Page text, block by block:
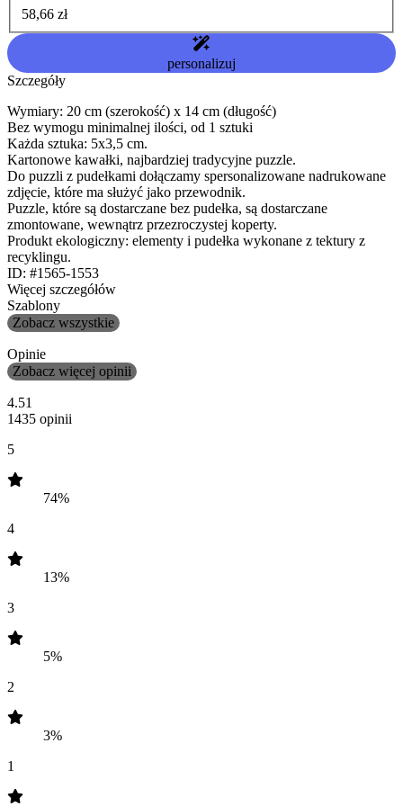
58,66 zł
personalizuj
Szczegóły
Wymiary: 20 cm (szerokość) x 14 cm (długość)
Bez wymogu minimalnej ilości, od 1 sztuki
Każda sztuka: 5x3,5 cm.
Kartonowe kawałki, najbardziej tradycyjne puzzle.
Do puzzli z pudełkami dołączamy spersonalizowane nadrukowane
zdjęcie, które ma służyć jako przewodnik.
Puzzle, które są dostarczane bez pudełka, są dostarczane
zmontowane, wewnątrz przezroczystej koperty.
Produkt ekologiczny: elementy i pudełka wykonane z tektury z
recyklingu.
ID: #1565-1553
Więcej szczegółów
Szablony
Zobacz wszystkie
Opinie
Zobacz więcej opinii
4.51
1435 opinii
5
74%
4
13%
3
5%
2
3%
1